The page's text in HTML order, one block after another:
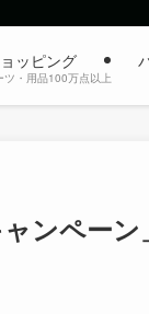
ッピング
ツ・用品100万点以上
ンペーン